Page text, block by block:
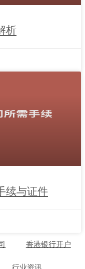
析
续与证件
香港银行开户